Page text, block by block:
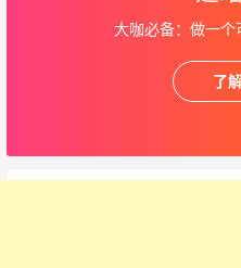
大咖必备：做一
了